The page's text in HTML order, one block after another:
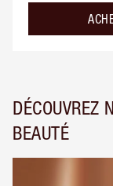
DÉCOUVREZ
BEAUTÉ